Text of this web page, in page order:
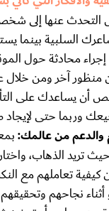
التحدث عنها إلى
السلبية بينما
محادثة حول
منظور آخر ومن
أن يساعدك على
وربما حتى
والدعم من عالمك:
تريد الذهاب،
كيفية تعاملهم مع
أثناء نجاحهم